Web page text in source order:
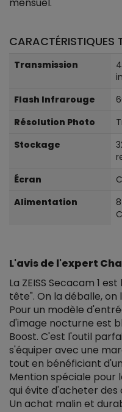
mensuel.
CARACTÉRISTIQUES
Transmission
Flash Infrarouge
Résolution Photo
Stockage
Écran
Alimentation
C
L'avis de l'expert
La ZEISS Secacam 1
tête". On la déballe,
Pour un modèle
d'image nocturne est
Boost. C'est l'outil
s'équiper avec une
tout en bénéficiant
Mention spéciale pour
qui évite d'acheter des
Un achat malin et